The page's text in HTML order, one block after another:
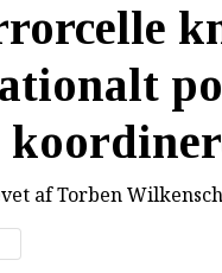
afTorben